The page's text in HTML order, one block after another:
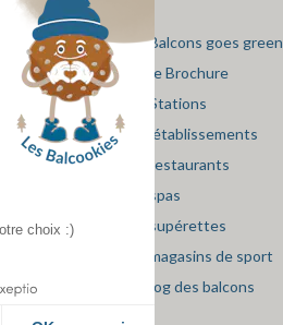
Les Balcons goes green
Notre Brochure
Les Stations
Nos établissements
Les restaurants
Les spas
Les supérettes
Les magasins de sport
Le blog des balcons